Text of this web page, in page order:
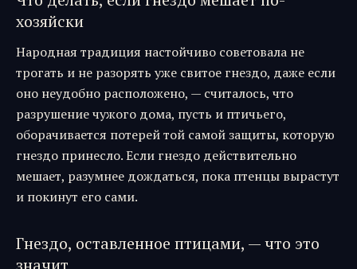
хозяйски
Народная традиция настойчиво советовала не
трогать и не разорять уже свитое гнездо, даже если
оно неудобно расположено, — считалось, что
разрушение чужого дома, пусть и птичьего,
оборачивается потерей той самой защиты, которую
гнездо принесло. Если гнездо действительно
мешает, разумнее дождаться, пока птенцы вырастут
и покинут его сами.
Гнездо, оставленное птицами, — что это
значит